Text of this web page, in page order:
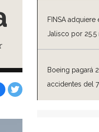
FINSA
Jalisco por 25.5
Boeing pagará
accidentes del